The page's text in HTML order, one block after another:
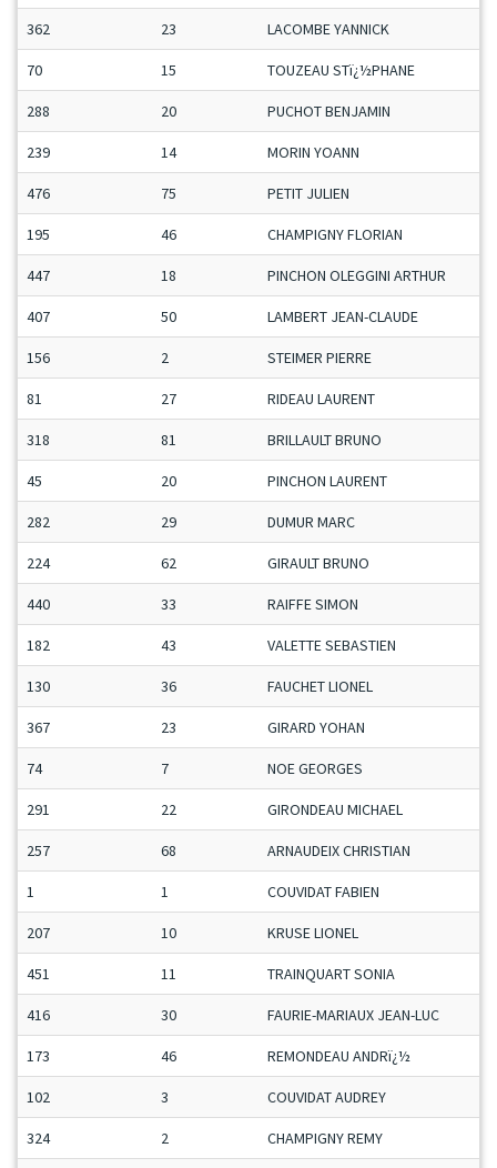
362 23 LACOMBE YANNICK
70 15 TOUZEAU STï¿½PHANE
288 20 PUCHOT BENJAMIN
239 14 MORIN YOANN
476 75 PETIT JULIEN
195 46 CHAMPIGNY FLORIAN
447 18 PINCHON OLEGGINI ARTHUR
407 50 LAMBERT JEAN-CLAUDE
156 2 STEIMER PIERRE
81 27 RIDEAU LAURENT
318 81 BRILLAULT BRUNO
45 20 PINCHON LAURENT
282 29 DUMUR MARC
224 62 GIRAULT BRUNO
440 33 RAIFFE SIMON
182 43 VALETTE SEBASTIEN
130 36 FAUCHET LIONEL
367 23 GIRARD YOHAN
74 7 NOE GEORGES
291 22 GIRONDEAU MICHAEL
257 68 ARNAUDEIX CHRISTIAN
1 1 COUVIDAT FABIEN
207 10 KRUSE LIONEL
451 11 TRAINQUART SONIA
416 30 FAURIE-MARIAUX JEAN-LUC
173 46 REMONDEAU ANDRï¿½
102 3 COUVIDAT AUDREY
324 2 CHAMPIGNY REMY